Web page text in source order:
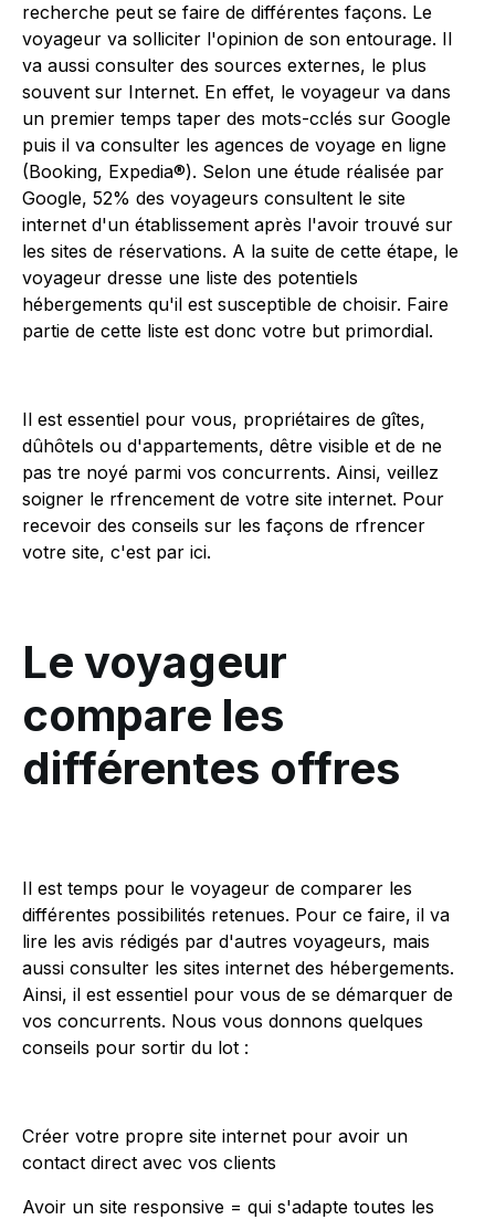
recherche peut se faire de différentes façons. Le
voyageur va solliciter l'opinion de son entourage. Il
va aussi consulter des sources externes, le plus
souvent sur Internet. En effet, le voyageur va dans
un premier temps taper des mots-cclés sur Google
puis il va consulter les agences de voyage en ligne
(Booking, Expedia®). Selon une étude réalisée par
Google, 52% des voyageurs consultent le site
internet d'un établissement après l'avoir trouvé sur
les sites de réservations. A la suite de cette étape, le
voyageur dresse une liste des potentiels
hébergements qu'il est susceptible de choisir. Faire
partie de cette liste est donc votre but primordial.
Il est essentiel pour vous, propriétaires de gîtes,
dûhôtels ou d'appartements, dêtre visible et de ne
pas tre noyé parmi vos concurrents. Ainsi, veillez
soigner le rfrencement de votre site internet. Pour
recevoir des conseils sur les façons de rfrencer
votre site, c'est par ici.
Le voyageur
compare les
différentes offres
Il est temps pour le voyageur de comparer les
différentes possibilités retenues. Pour ce faire, il va
lire les avis rédigés par d'autres voyageurs, mais
aussi consulter les sites internet des hébergements.
Ainsi, il est essentiel pour vous de se démarquer de
vos concurrents. Nous vous donnons quelques
conseils pour sortir du lot :
Créer votre propre site internet pour avoir un
contact direct avec vos clients
Avoir un site responsive = qui s'adapte toutes les